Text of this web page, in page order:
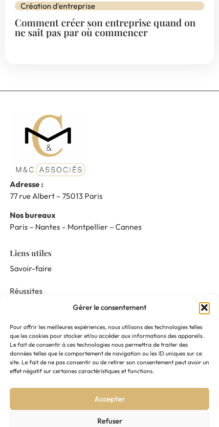
Gérer le consentement
Pour offrir les meilleures expériences, nous utilisons des technologies telles
que les cookies pour stocker et/ou accéder aux informations des appareils.
Le fait de consentir à ces technologies nous permettra de traiter des
données telles que le comportement de navigation ou les ID uniques sur ce
site. Le fait de ne pas consentir ou de retirer son consentement peut avoir un
effet négatif sur certaines caractéristiques et fonctions.
Accepter
Refuser
Création d'entreprise
Comment créer son entreprise quand on
ne sait pas par où commencer
Adresse :
77 rue Albert – 75013 Paris
Nos bureaux
Paris – Nantes – Montpellier – Cannes
Liens utiles
Savoir-faire
Réussites
Mentor & Connect
Actualités
Contactez-nous